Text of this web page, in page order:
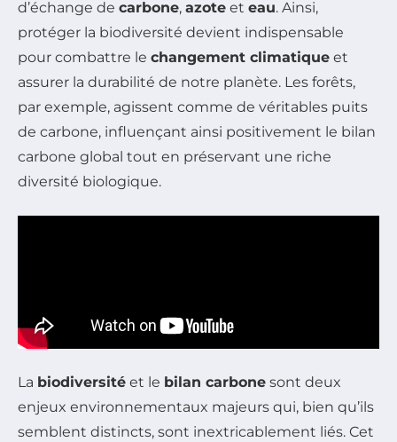
d’échange de carbone, azote et eau. Ainsi,
protéger la biodiversité devient indispensable
pour combattre le changement climatique et
assurer la durabilité de notre planète. Les forêts,
par exemple, agissent comme de véritables puits
de carbone, influençant ainsi positivement le bilan
carbone global tout en préservant une riche
diversité biologique.
La biodiversité et le bilan carbone sont deux
enjeux environnementaux majeurs qui, bien qu’ils
semblent distincts, sont inextricablement liés. Cet